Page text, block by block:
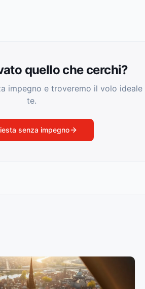
quello che cerchi?
impegno e troveremo il volo ideale
te.
senza impegno